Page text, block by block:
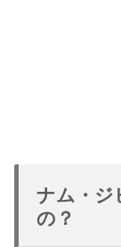
ナム・ジ
の？